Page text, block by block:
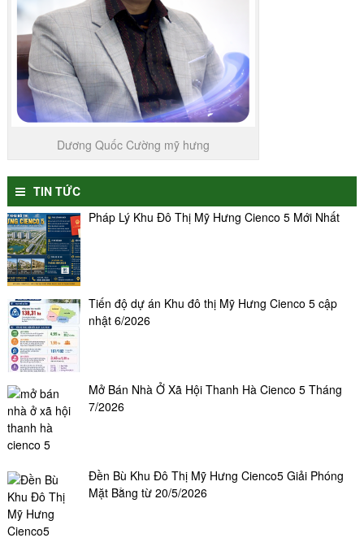
Dương Quốc Cường mỹ hưng
TIN TỨC
Pháp Lý Khu Đô Thị Mỹ Hưng Cienco 5 Mới Nhất
Tiến độ dự án Khu đô thị Mỹ Hưng Cienco 5 cập
nhật 6/2026
Mở Bán Nhà Ở Xã Hội Thanh Hà Cienco 5 Tháng
7/2026
Đền Bù Khu Đô Thị Mỹ Hưng Cienco5 Giải Phóng
Mặt Bằng từ 20/5/2026